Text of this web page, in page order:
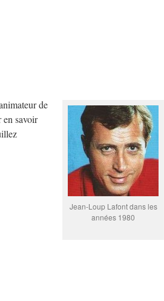
Jean-Loup Lafont dans les
années 1980
de
en savoir